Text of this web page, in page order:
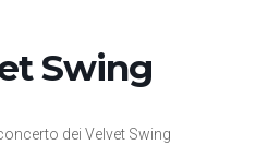
Swing
dei Velvet Swing